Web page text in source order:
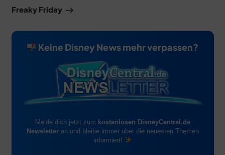
Beitrag
Freaky Friday
Keine Disney News mehr verpassen?
Melde dich jetzt zum kostenlosen DisneyCentral.de
Newsletteran und bleibe immer über die neuesten Themen
informiert!